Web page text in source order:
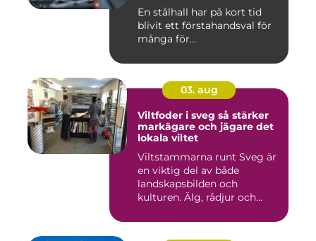
En stålhall har på kort tid
blivit ett förstahandsval för
många för...
03. aug
Viltfoder i sveg så stärker
markägare och jägare det
lokala viltet
Viltstammarna runt Sveg är
en viktig del av både
landskapsbilden och
kulturen. Älg, rådjur och